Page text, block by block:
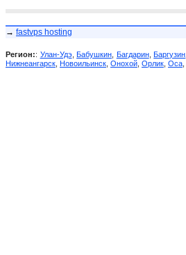
→ fastvps hosting
Регион:: Улан-Удэ ,Бабушкин Багдарин,Баргузин
Нижнеангарск Новоильинск Онохой Орлик Оса